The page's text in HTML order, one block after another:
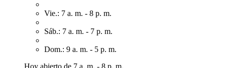
Vie.: 7 a. m. - 8 p. m.
Sáb.: 7 a. m. - 7 p. m.
Dom.: 9 a. m. - 5 p. m.
Hoy abierto de 7 a. m. - 8 p. m.